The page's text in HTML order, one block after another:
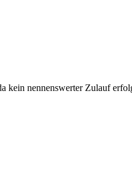
kein nennenswerter Zulauf